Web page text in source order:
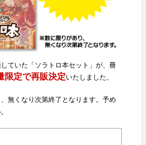
ていた「ソラトロ本セット」が、冊
限定で再販決定いたしました。
無くなり次第終了となります。予め